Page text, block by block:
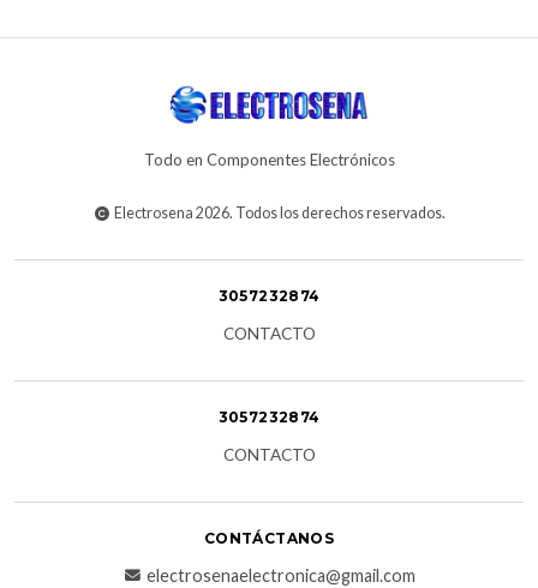
Todo en Componentes Electrónicos
Electrosena 2026. Todos los derechos reservados.
3057232874
CONTACTO
3057232874
CONTACTO
CONTÁCTANOS
electrosenaelectronica@gmail.com